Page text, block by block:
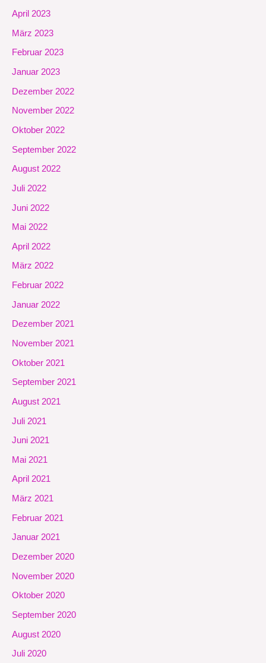
April 2023
März 2023
Februar 2023
Januar 2023
Dezember 2022
November 2022
Oktober 2022
September 2022
August 2022
Juli 2022
Juni 2022
Mai 2022
April 2022
März 2022
Februar 2022
Januar 2022
Dezember 2021
November 2021
Oktober 2021
September 2021
August 2021
Juli 2021
Juni 2021
Mai 2021
April 2021
März 2021
Februar 2021
Januar 2021
Dezember 2020
November 2020
Oktober 2020
September 2020
August 2020
Juli 2020